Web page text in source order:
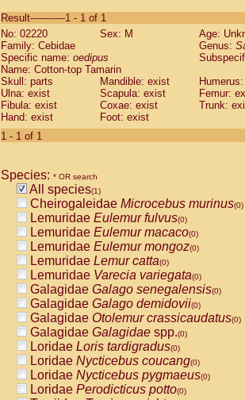
CebidaeSaguinus labiatus(0)
Cebidae Saguinus leucopus (0)
Cebidae
CebidaeSaguinus mystax
Cebidae Saguinus nigricollis (0)
Cebidae Saguinus oedipus
Cebidae Saguinus weddelli
Cebidae Saguinusspp.
Cebidae
CebidaeCebus capucinus
CebidaeCebus nigrivittatus
CebidaeCebus spp.(0)
CebidaeSaimiri boliviensis(0)
CebidaeSaimiri sciureus(0)
AtelidaeAlouatta caraya(0)
AtelidaeAlouatta fusca(0)
AtelidaeAlouatta seniculus(0)
AtelidaeAlouattaspp.(0)
AtelidaeAteles belzebuth(0)
AtelidaeAteles geoffroyi(0)
AtelidaeAteles paniscus(0)
AtelidaeAtelesspp.(0)
AtelidaeLagothrix lagothricha(0)
AtelidaeLagothrix lagothricha cana
PitheciidaeCacajao calvus
Result-----------1 - 1 of 1
No: 02220
Sex: M
Age:
Family: Cebidae
Genus:
Specific name: oedipus
Name: Cotton-top Tamarin
Skull: parts
Mandible: exist
Ulna: exist
Scapula: exist
Femur:
Fibula: exist
Coxae: exist
Trunk:
Hand: exist
Foot: exist
1 - 1 of 1
Species: * OR search
All species(1)
Cheirogaleidae Microcebus murinus(0)
Lemuridae Eulemur fulvus(0)
Lemuridae Eulemur macaco(0)
Lemuridae Eulemur mongoz(0)
Lemuridae Lemur catta(0)
Lemuridae Varecia variegata(0)
Galagidae Galago senegalensis(0)
Galagidae Galago demidovii(0)
Galagidae Otolemur crassicaudatus(0)
Galagidae Galagidae spp.(0)
Loridae Loris tardigradus(0)
Loridae Nycticebus coucang(0)
Loridae Nycticebus pygmaeus(0)
Loridae Perodicticus potto(0)